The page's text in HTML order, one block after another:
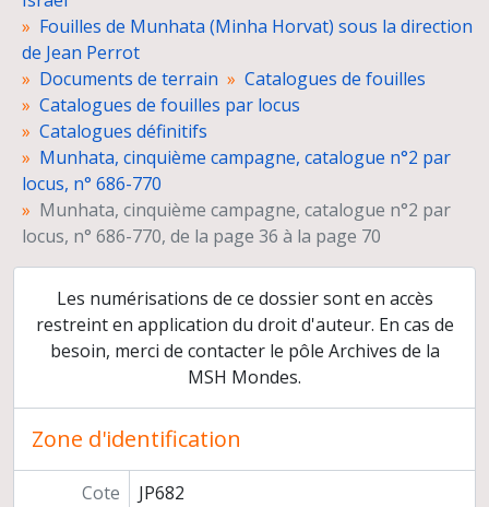
Dessins d'objets
Fiches d'objets
Négatifs et planches-contacts
Tirages photographiques
Diapositives
Films
Rapports de fouilles
Organisation et gestion de la mission
Dossiers d'étude
Préparation de publications
Co-direction des fouilles de Ben Shemen
Reprise des fouilles de Munhata, sous la direction de Catherine Commenge
Délégation archéologique française en Iran
Direction de la revue Paléorient
Congrès et conférences
Publications
Relations scientifiques
Fouilles de Munhata (Minha Horvat) sous la direction
de Jean Perrot
Documents de terrain
Catalogues de fouilles
Catalogues de fouilles par locus
Catalogues définitifs
Munhata, cinquième campagne, catalogue n°2 par
locus, n° 686-770
Munhata, cinquième campagne, catalogue n°2 par
locus, n° 686-770, de la page 36 à la page 70
Les numérisations de ce dossier sont en accès
restreint en application du droit d'auteur. En cas de
besoin, merci de contacter le pôle Archives de la
MSH Mondes.
Zone d'identification
Cote
JP682